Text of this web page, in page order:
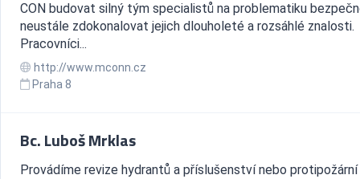
CON budovat silný tým specialistů na problematiku
neustále zdokonalovat jejich dlouholeté a rozsáhlé znalosti.
Pracovníci...
http://www.mconn.cz
Praha 8
Bc. Luboš Mrklas
Provádíme revize hydrantů a příslušenství nebo